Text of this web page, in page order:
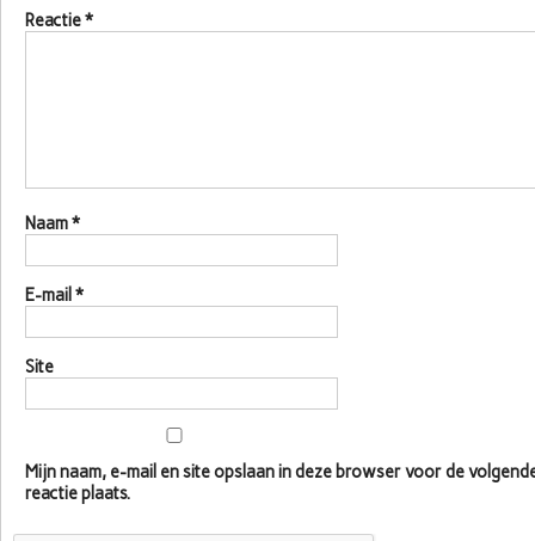
Reactie*
Naam*
E-mail *
Site
Mijn naam, e-mail en site opslaan in deze browser voor de
reactie plaats.